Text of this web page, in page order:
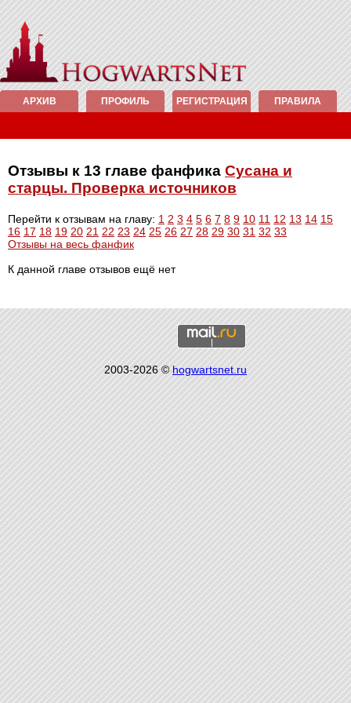
АРХИВ ПРОФИЛЬ РЕГИСТРАЦИЯ ПРАВИЛА
Отзывы к 13 главе фанфика Сусана и
старцы. Проверка источников
Перейти к отзывам на главу: 1 2 3 4 5 6 7 8 9 10 11 12 13 14 15
16 17 18 19 20 21 22 23 24 25 26 27 28 29 30 31 32 33
Отзывы на весь фанфик
К данной главе отзывов ещё нет
2003-2026 ©hogwartsnet.ru